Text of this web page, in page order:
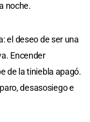
noche.
el deseo de ser una
Encender
de la tiniebla apagó.
desasosiego e